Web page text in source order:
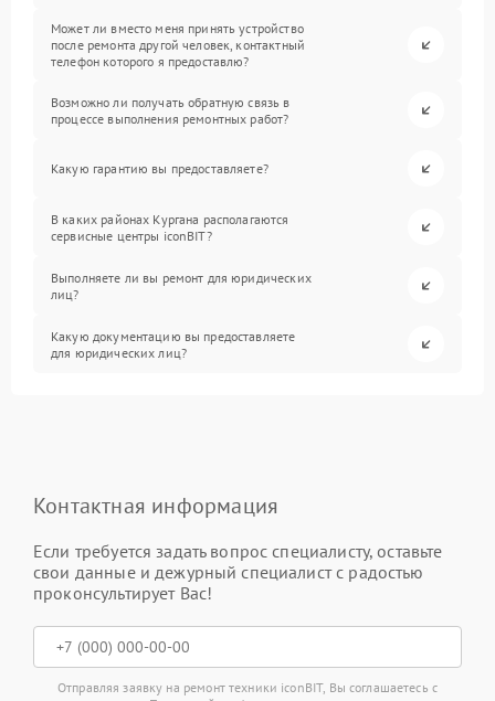
Может ли вместо меня принять устройство
после ремонта другой человек, контактный
телефон которого я предоставлю?
Возможно ли получать обратную связь в
процессе выполнения ремонтных работ?
Какую гарантию вы предоставляете?
В каких районах Кургана располагаются
сервисные центры iconBIT?
Выполняете ли вы ремонт для юридических
лиц?
Какую документацию вы предоставляете
для юридических лиц?
Контактная информация
Если требуется задать вопрос специалисту, оставьте
свои данные и дежурный специалист с радостью
проконсультирует Вас!
Отправляя заявку на ремонт техники iconBIT, Вы соглашаетесь с